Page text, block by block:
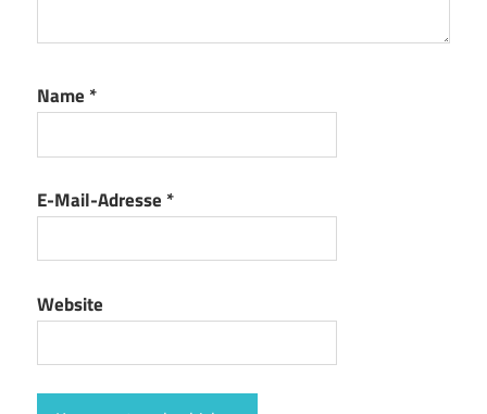
Name *
E-Mail-Adresse *
Website